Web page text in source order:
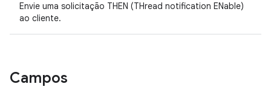
Envie uma solicitação THEN (THread notification ENable)
ao cliente.
Campos